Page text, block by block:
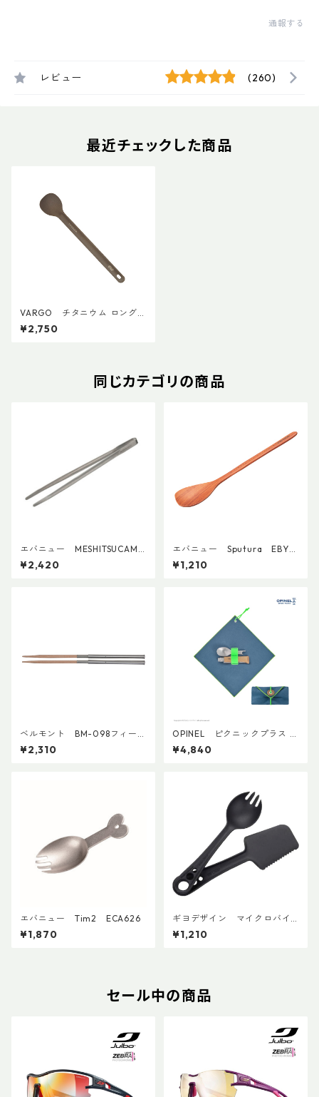
通報する
レビュー (260)
最近チェックした商品
VARGO チタニウム ロングハ
ンドルスプーン
¥2,750
同じカテゴリの商品
エバニュー MESHITSUCAM
EBY657
¥2,420
エバニュー Sputura EBY7
26
¥1,210
ベルモント BM-098フィール
ドスティック（エンジ）
¥2,310
OPINEL ピクニックプラス コ
ンプリートセット
¥4,840
エバニュー Tim2 ECA626
¥1,870
ギヨデザイン マイクロバイ
ツ
¥1,210
セール中の商品